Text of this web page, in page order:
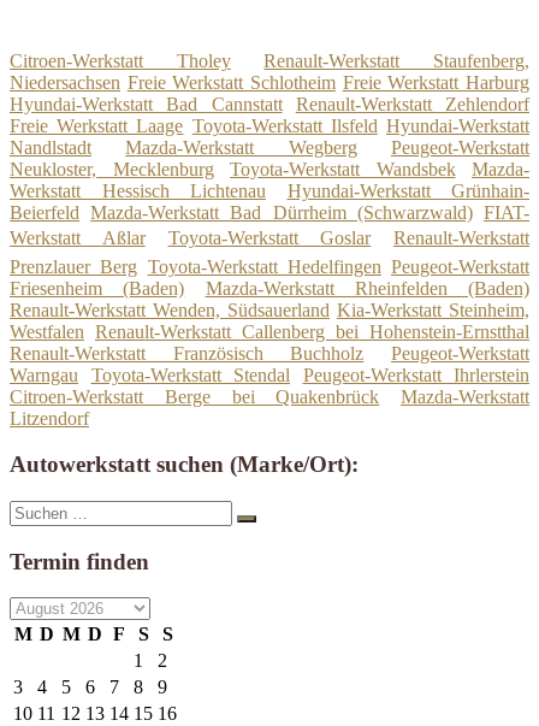
Citroen-Werkstatt Tholey
Renault-Werkstatt Staufenberg,
Niedersachsen Freie Werkstatt Schlotheim Freie Werkstatt Harburg
Hyundai-Werkstatt Bad Cannstatt
Renault-Werkstatt Zehlendorf
Freie Werkstatt Laage Toyota-Werkstatt Ilsfeld Hyundai-Werkstatt
Nandlstadt
Mazda-Werkstatt Wegberg
Peugeot-Werkstatt
Neukloster, Mecklenburg
Toyota-Werkstatt Wandsbek
Mazda-
Werkstatt Hessisch Lichtenau
Hyundai-Werkstatt Grünhain-
Beierfeld
Mazda-Werkstatt Bad Dürrheim (Schwarzwald) FIAT-
Werkstatt Aßlar
Toyota-Werkstatt Goslar
Renault-Werkstatt
Prenzlauer Berg Toyota-Werkstatt Hedelfingen Peugeot-Werkstatt
Friesenheim (Baden)
Mazda-Werkstatt Rheinfelden (Baden)
Renault-Werkstatt Wenden, Südsauerland Kia-Werkstatt Steinheim,
Westfalen Renault-Werkstatt Callenberg bei Hohenstein-Ernstthal
Renault-Werkstatt Französisch Buchholz
Peugeot-Werkstatt
Warngau
Toyota-Werkstatt Stendal
Peugeot-Werkstatt Ihrlerstein
Citroen-Werkstatt Berge bei Quakenbrück
Mazda-Werkstatt
Litzendorf
Autowerkstatt suchen (Marke/Ort):
Suche
nach:
Suchen
Termin finden
M D M D F S
S
1
2
3
4 5 6 7 8
9
10 11 12 13 14 15 16